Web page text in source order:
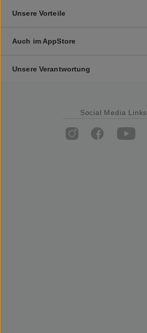
Unsere Vorteile
Auch im AppStore
Unsere Verantwortung
Social Media Links